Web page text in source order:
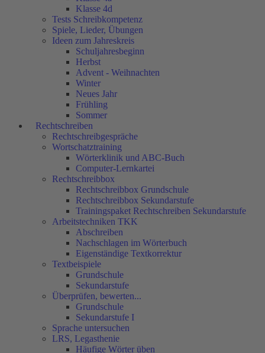
Klasse 4d
Tests Schreibkompetenz
Spiele, Lieder, Übungen
Ideen zum Jahreskreis
Schuljahresbeginn
Herbst
Advent - Weihnachten
Winter
Neues Jahr
Frühling
Sommer
Rechtschreiben
Rechtschreibgespräche
Wortschatztraining
Wörterklinik und ABC-Buch
Computer-Lernkartei
Rechtschreibbox
Rechtschreibbox Grundschule
Rechtschreibbox Sekundarstufe
Trainingspaket Rechtschreiben Sekundarstufe
Arbeitstechniken TKK
Abschreiben
Nachschlagen im Wörterbuch
Eigenständige Textkorrektur
Textbeispiele
Grundschule
Sekundarstufe
Überprüfen, bewerten...
Grundschule
Sekundarstufe I
Sprache untersuchen
LRS, Legasthenie
Häufige Wörter üben